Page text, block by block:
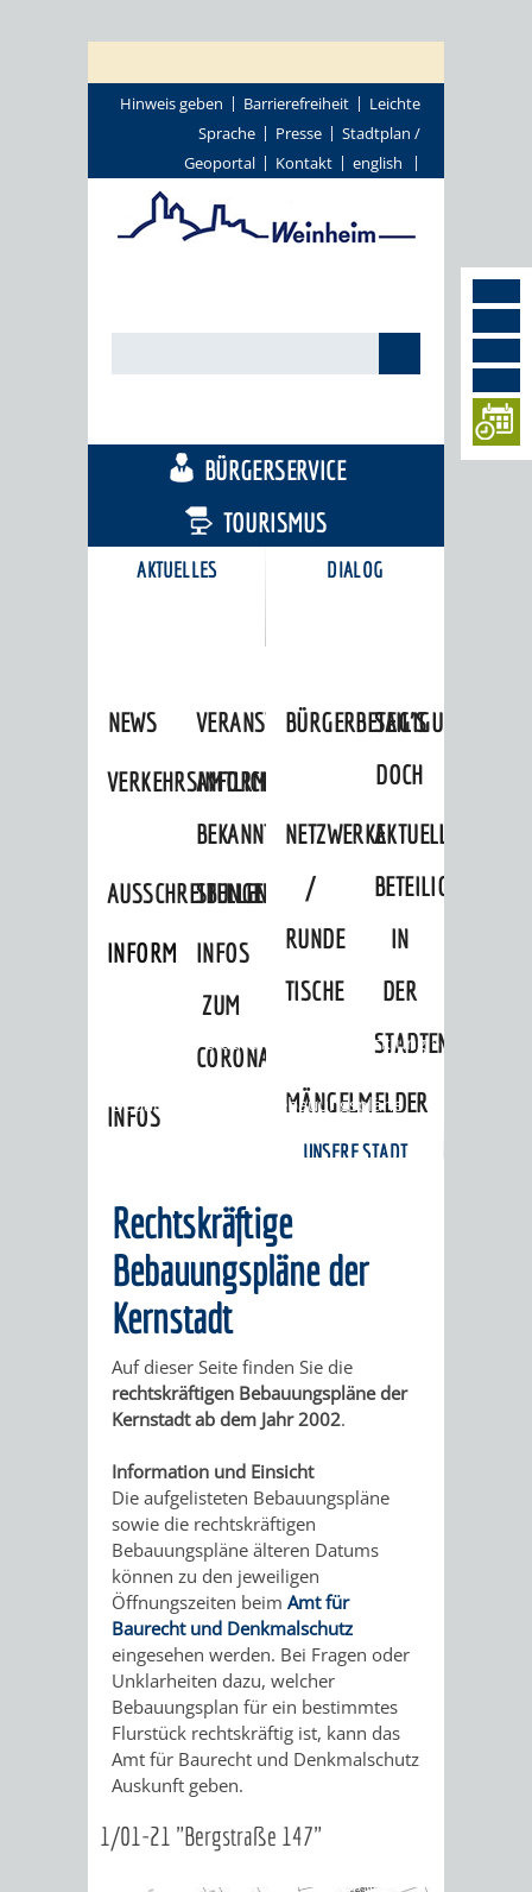
Hinweis geben Barrierefreiheit
Leichte
Sprache
Presse
Stadtplan /
Geoportal
Kontakt english
AKTUELLES
NEWS
VERANSTALTUNGSKALENDER
VERKEHRSINFORMATIONEN
AMTLICHE
BEKANNTMACHUNGEN
AUSSCHREIBUNGEN
INFORMATIONSPFLICHTEN
STELLENANGEBOTE
INFOS
ZUM
CORONAVIRUS
INFOS
UKRAINE
DIALOG
BÜRGERBETEILIGUNG
SAG'S
DOCH
NETZWERKE
/
RUNDE
TISCHE
AKTUELLE
BETEILIGUNGEN
IN
DER
MÄNGELMELDER
UNSERE STADT
WAPPENEHRENBÜRGER
REPORTAGEN
DER
SERVICEBEREICH
FÜR
BÜRGERSERVICE
TOURISMUS
KARRIEREPORTAL
»Stadtthemen Entwicklung»
Stadtentwicklung / Verkehrsplanung
Bebauungspläne
Bebauungspläne
Kernstadt
Rechtskräftige
Bebauungspläne der
Kernstadt
Auf dieser Seite finden Sie die
rechtskräftigen Bebauungspläne der
Kernstadt ab dem Jahr 2002.
Information und Einsicht
Die aufgelisteten Bebauungspläne
sowie die rechtskräftigen
Bebauungspläne älteren Datums
können zu den jeweiligen
Öffnungszeiten beim Amt für
Baurecht und Denkmalschutz
eingesehen werden. Bei Fragen oder
Unklarheiten dazu, welcher
Bebauungsplan für ein bestimmtes
Flurstück rechtskräftig ist, kann das
Amt für Baurecht und Denkmalschutz
Auskunft geben.
1/01-21 "Bergstraße 147"